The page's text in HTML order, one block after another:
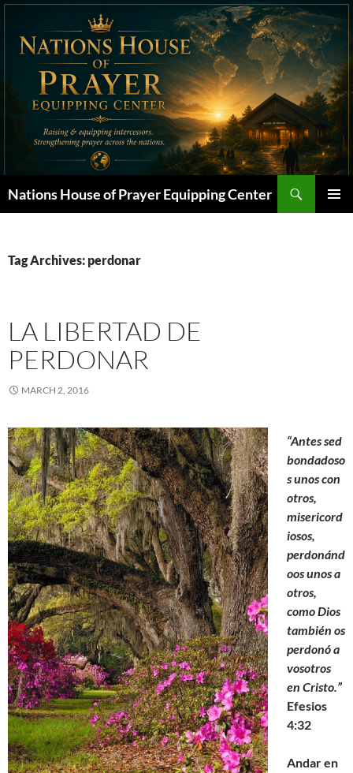
Skip
content
Nations House of Prayer Equipping Center
Tag Archives: perdonar
LA LIBERTAD DE
PERDONAR
MARCH 2, 2016
“Antes sed
bondadoso
s unoscon
otros,
misericord
iosos,
perdonánd
oos unos a
otros,
como Dios
también os
perdonó a
vosotros
en Cristo.”
Efesios
4:32
Andar en